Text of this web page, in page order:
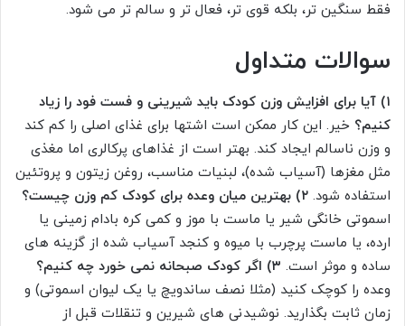
فقط سنگین تر، بلکه قوی تر، فعال تر و سالم تر می شود.
سوالات متداول
۱) آیا برای افزایش وزن کودک باید شیرینی و فست فود را زیاد
کنیم؟ خیر. این کار ممکن است اشتها برای غذای اصلی را کم کند
و وزن ناسالم ایجاد کند. بهتر است از غذاهای پرکالری اما مغذی
مثل مغزها (آسیاب شده)، لبنیات مناسب، روغن زیتون و پروتئین
استفاده شود. ۲) بهترین میان وعده برای کودک کم وزن چیست؟
اسموتی خانگی شیر یا ماست با موز و کمی کره بادام زمینی یا
ارده، یا ماست پرچرب با میوه و کنجد آسیاب شده از گزینه های
ساده و موثر است. ۳) اگر کودک صبحانه نمی خورد چه کنیم؟
وعده را کوچک کنید (مثلا نصف ساندویچ یا یک لیوان اسموتی) و
زمان ثابت بگذارید. نوشیدنی های شیرین و تنقلات قبل از